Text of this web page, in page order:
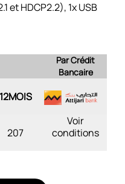
et HDCP2.2), 1x USB
Par Crédit
Bancaire
12MOIS
207
Voir
conditions